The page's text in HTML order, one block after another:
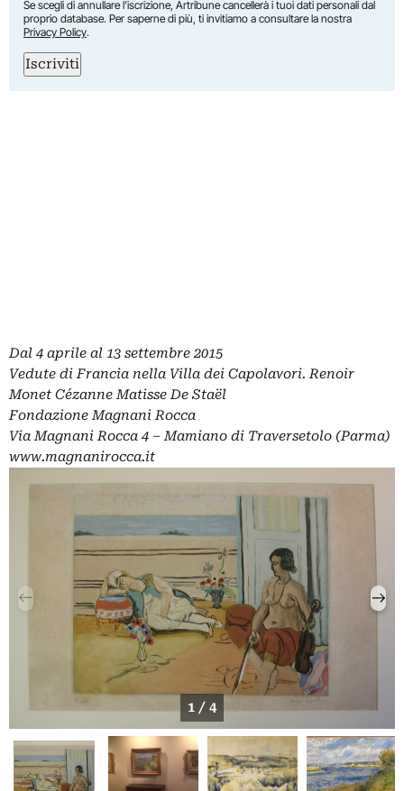
Se scegli di annullare l’iscrizione, Artribune cancellerà i tuoi dati personali dal
proprio database. Per saperne di più, ti invitiamo a consultare la nostra
Privacy Policy.
Iscriviti
Dal 4 aprile al 13 settembre 2015
Vedute di Francia nella Villa dei Capolavori. Renoir
Monet Cézanne Matisse De Staël
Fondazione Magnani Rocca
Via Magnani Rocca 4 – Mamiano di Traversetolo (Parma)
www.magnanirocca.it
1 / 4